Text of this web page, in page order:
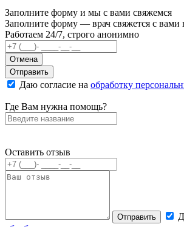
Заполните форму и мы с вами свяжемся
Заполните форму — врач свяжется с вами
Работаем 24/7, строго анонимно
Отмена
Отправить
Даю согласие на обработку
Где Вам нужна помощь?
Оставить отзыв
Отправить